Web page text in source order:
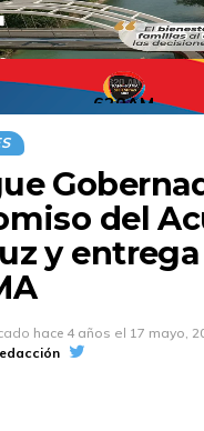
620AM
del
y
hace 4 años el 17 mayo,